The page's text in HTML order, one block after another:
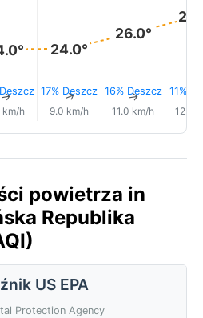
↑
km/h
24.0°
17% Deszcz
↑
9.0 km/h
26.0°
16% Deszcz
↑
11.0 km/h
11%
12.0
powietrza in
Republika
US EPA
Protection Agency